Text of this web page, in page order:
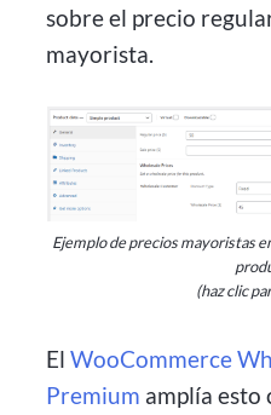
sobre el precio
mayorista.
Ejemplo de precios mayoristas
(haz clic
ElWooCommerce
Premium amplía esto